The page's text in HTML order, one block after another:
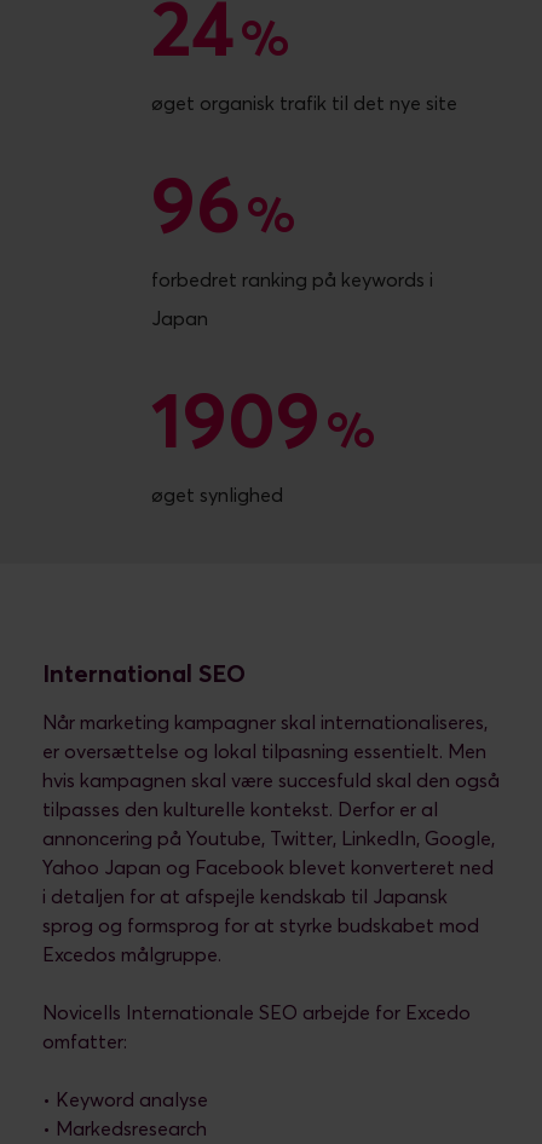
24
24%
øget organisk trafik til det nye site
96
96 %
forbedret ranking på keywords i
Japan
1909
1909 %
øget synlighed
International SEO
Når marketing kampagner skal internationaliseres,
er oversættelse og lokal tilpasning essentielt. Men
hvis kampagnen skal være succesfuld skal den også
tilpasses den kulturelle kontekst. Derfor er al
annoncering på Youtube, Twitter, LinkedIn, Google,
Yahoo Japan og Facebook blevet konverteret ned
i detaljen for at afspejle kendskab til Japansk
sprog og formsprog for at styrke budskabet mod
Excedos målgruppe.
Novicells Internationale SEO arbejde for Excedo
omfatter:
• Keyword analyse
• Markedsresearch